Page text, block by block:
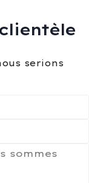
serions